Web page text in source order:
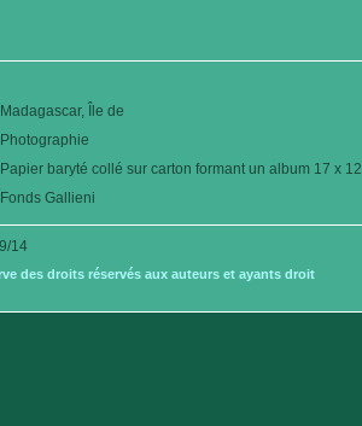
Madagascar, Île de
Photographie
Papier baryté collé sur carton formant un album 17 x 12
Fonds Gallieni
14
des droits réservés aux auteurs et ayants droit